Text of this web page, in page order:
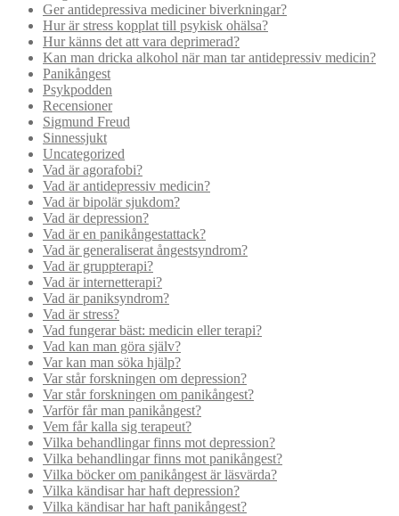
Ger antidepressiva mediciner biverkningar?
Hur är stress kopplat till psykisk ohälsa?
Hur känns det att vara deprimerad?
Kan man dricka alkohol när man tar antidepressiv medicin?
Panikångest
Psykpodden
Recensioner
Sigmund Freud
Sinnessjukt
Uncategorized
Vad är agorafobi?
Vad är antidepressiv medicin?
Vad är bipolär sjukdom?
Vad är depression?
Vad är en panikångestattack?
Vad är generaliserat ångestsyndrom?
Vad är gruppterapi?
Vad är internetterapi?
Vad är paniksyndrom?
Vad är stress?
Vad fungerar bäst: medicin eller terapi?
Vad kan man göra själv?
Var kan man söka hjälp?
Var står forskningen om depression?
Var står forskningen om panikångest?
Varför får man panikångest?
Vem får kalla sig terapeut?
Vilka behandlingar finns mot depression?
Vilka behandlingar finns mot panikångest?
Vilka böcker om panikångest är läsvärda?
Vilka kändisar har haft depression?
Vilka kändisar har haft panikångest?